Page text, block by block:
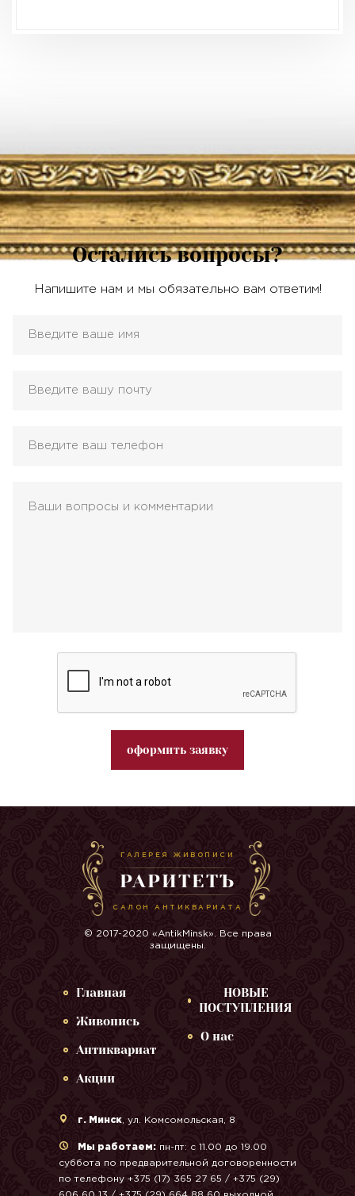
Остались вопросы?
Напишите нам и мы обязательно вам ответим!
оформить заявку
ГАЛЕРЕЯ ЖИВОПИСИ
РАРИТЕТЪ
САЛОН АНТИКВАРИАТА
© 2017-2020 «AntikMinsk». Все права
защищены.
Главная
Живопись
Антиквариат
Акции
НОВЫЕ
ПОСТУПЛЕНИЯ
О нас
г. Минск , ул. Комсомольская, 8
Мы работаем: пн-пт: с 11.00 до 19.00
суббота по предварительной договоренности
по телефону +375 (17) 365 27 65 / +375 (29)